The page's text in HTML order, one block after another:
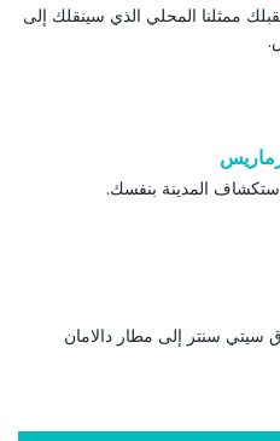
ممثلنا المحلي الذي سينقلك إلى
المدينة بنفسك.
سنتر إلى مطار دالامان